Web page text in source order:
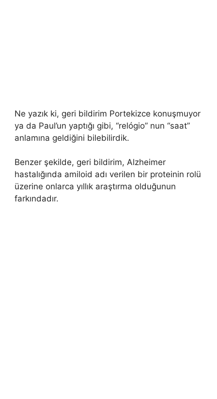
Ne yazık ki, geri bildirim Portekizce konuşmuyor
ya da Paul’un yaptığı gibi, “relógio” nun “saat”
anlamına geldiğini bilebilirdik.
Benzer şekilde, geri bildirim, Alzheimer
hastalığında amiloid adı verilen bir proteinin rolü
üzerine onlarca yıllık araştırma olduğunun
farkındadır.